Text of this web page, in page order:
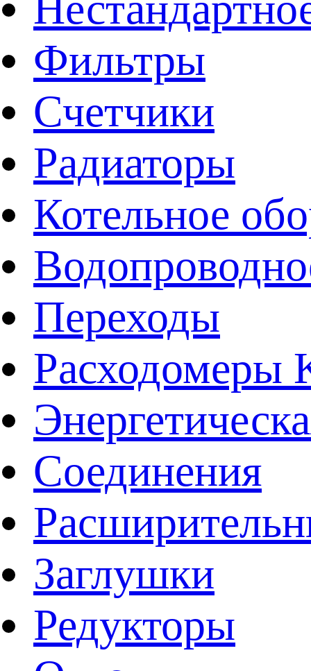
Фильтры
Счетчики
Радиаторы
Котельное
Переходы
Расходомеры
Соединения
Заглушки
Редукторы